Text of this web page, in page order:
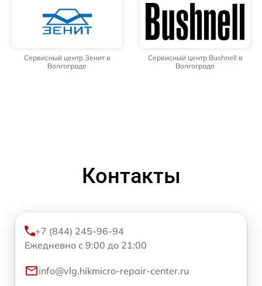
Сервисный центр Зенит в
Волгограде
Сервисный центр Bushnell в
Волгограде
Контакты
+7 (844) 245-96-94
Ежедневно с 9:00 до 21:00
info@vlg.hikmicro-repair-center.ru